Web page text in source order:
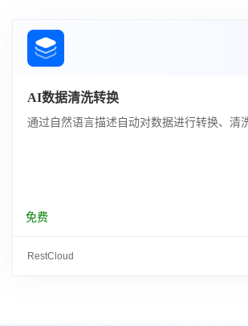
AI数据清洗转换
通过自然语言描述自动对数据进行转换、清
免费
RestCloud